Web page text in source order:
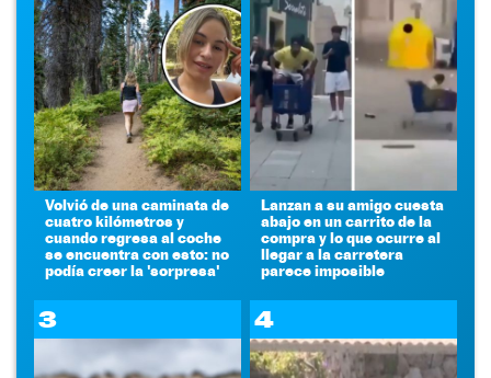
Volvió de una caminata de
cuatro kilómetros y
cuando regresa al coche
se encuentra con esto: no
podía creer la 'sorpresa'
Lanzan a su amigo cuesta
abajo en un carrito de la
compra y lo que ocurre al
llegar a la carretera
parece imposible
3 4